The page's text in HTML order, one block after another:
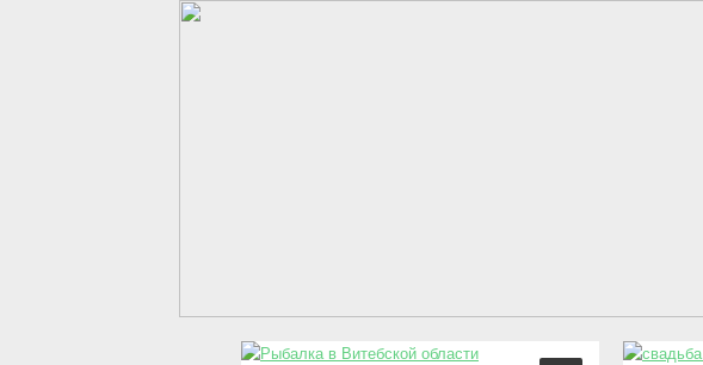
Перейти к основному содержанию